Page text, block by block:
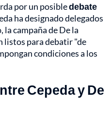
por un posibledebate
ha designado delegados
campaña de De la
listos para debatir "de
condiciones a los
Cepeda y De